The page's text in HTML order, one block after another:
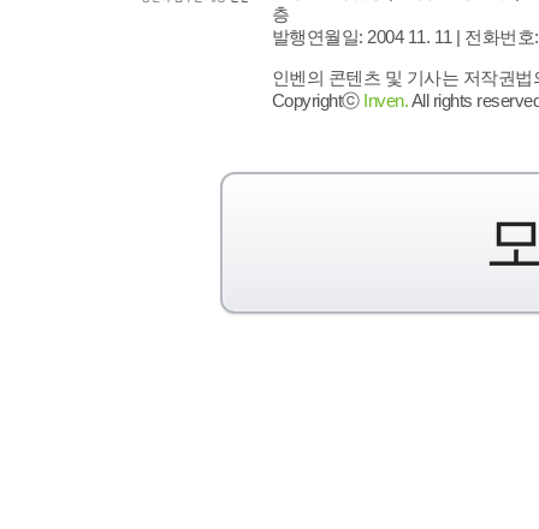
층
발행연월일: 2004 11. 11 | 전화번호
인벤의 콘텐츠 및 기사는 저작권
Copyrightⓒ Inven.All rights